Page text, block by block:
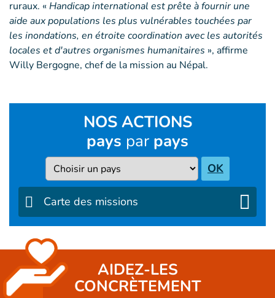
ruraux. « Handicap international est prête à fournir une
aide aux populations les plus vulnérables touchées par
les inondations, en étroite coordination avec les autorités
locales et d'autres organismes humanitaires », affirme
Willy Bergogne, chef de la mission au Népal.
NOS ACTIONS
pays par pays
Pays OK
Carte des missions
AIDEZ-LES
CONCRÈTEMENT